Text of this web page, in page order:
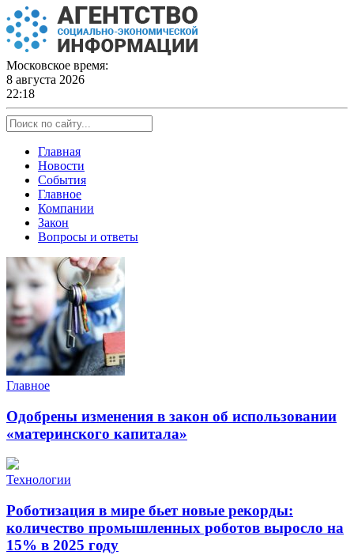
Skip
to
content
Московское время:
8 августа 2026
22:18
Главная
Новости
События
Главное
Компании
Закон
Вопросы и ответы
Главное
Одобрены изменения в закон об использовании
«материнского капитала»
Технологии
Роботизация в мире бьет новые рекорды:
количество промышленных роботов выросло на
15% в 2025 году